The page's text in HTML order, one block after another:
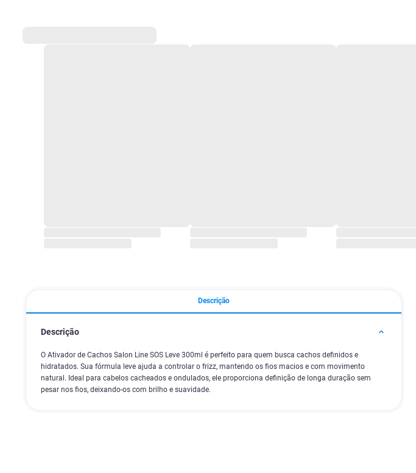
Descrição
Descrição
O Ativador de Cachos Salon Line SOS Leve 300ml é perfeito para quem busca cachos definidos e
hidratados. Sua fórmula leve ajuda a controlar o frizz, mantendo os fios macios e com movimento
natural. Ideal para cabelos cacheados e ondulados, ele proporciona definição de longa duração sem
pesar nos fios, deixando-os com brilho e suavidade.